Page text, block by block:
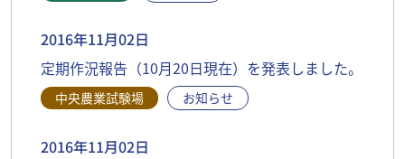
2016年11月02日
定期作況報告（10月20日現在）を発表しました。
中央農業試験場 お知らせ
2016年11月02日